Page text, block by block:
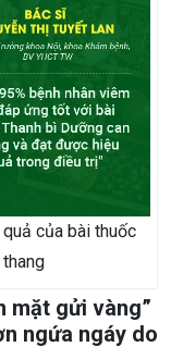
quả của bài thuốc
mặt gửi vàng”
ngứa ngáy do